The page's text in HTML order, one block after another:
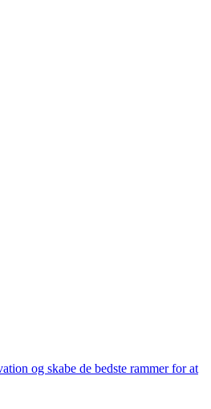
og skabe de bedste rammer for at